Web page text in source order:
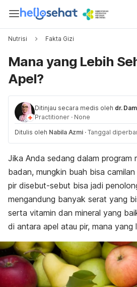
Nutrisi Fakta Gizi
Mana yang Lebih
Apel?
Ditinjau secara medis oleh dr.
Practitioner · None
Ditulis oleh Nabila Azmi · Tanggal
Jika Anda sedang dalam program
badan, mungkin buah bisa
pir disebut-sebut bisa jadi
mengandung banyak serat yang
serta vitamin dan mineral yang
di antara apel atau pir, mana yang